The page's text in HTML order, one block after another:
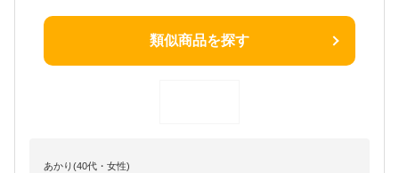
類似商品を探す
あかり(40代・女性)